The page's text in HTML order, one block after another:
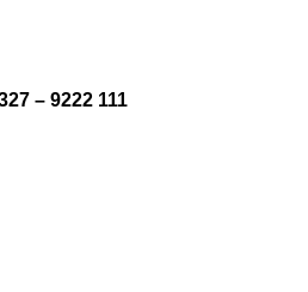
– 9222 111